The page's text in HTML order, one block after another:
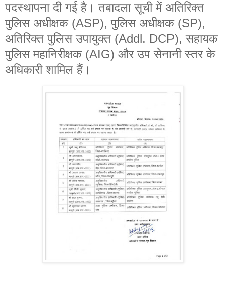
पदस्थापना दी गई है। तबादला सूची में अतिरिक्त
पुलिस अधीक्षक (ASP), पुलिस अधीक्षक (SP),
अतिरिक्त पुलिस उपायुक्त (Addl. DCP), सहायक
पुलिस महानिरीक्षक (AIG) और उप सेनानी स्तर के
अधिकारी शामिल हैं।